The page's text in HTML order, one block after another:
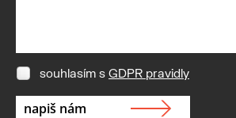
souhlasím s GDPR pravidly